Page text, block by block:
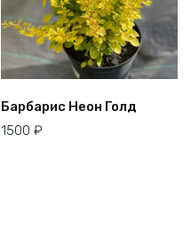
Барбарис Неон Голд
1500 ₽